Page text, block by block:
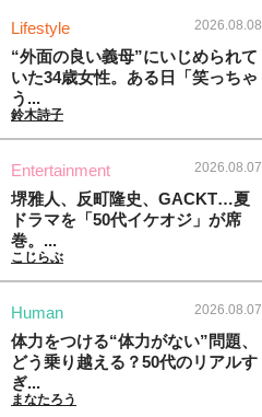
Lifestyle 2026.08.08
“外面の良い義母”にいじめられて
いた34歳女性。ある日「笑っちゃ
う...
鈴木詩子
Entertainment 2026.08.07
堺雅人、反町隆史、GACKT…夏
ドラマを「50代イケオジ」が席
巻。...
こじらぶ
Human 2026.08.07
体力をつける“体力がない”問題、
どう乗り越える？50代のリアルす
ぎ...
まなたろう